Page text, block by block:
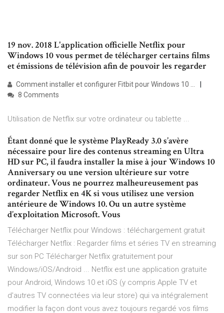
19 nov. 2018 L'application officielle Netflix pour
Windows 10 vous permet de télécharger certains films
et émissions de télévision afin de pouvoir les regarder
Comment installer et configurer Fitbit pour Windows 10 ...
8 Comments
Utilisation de Netflix sur votre ordinateur ou tablette ...
Étant donné que le système PlayReady 3.0 s’avère
nécessaire pour lire des contenus streaming en Ultra
HD sur PC, il faudra installer la mise à jour Windows 10
Anniversary ou une version ultérieure sur votre
ordinateur. Vous ne pourrez malheureusement pas
regarder Netflix en 4K si vous utilisez une version
antérieure de Windows 10. Ou un autre système
d’exploitation Microsoft. Vous
Télécharger Netflix pour Windows : téléchargement gratuit
Télécharger Netflix : Regarder films et séries TV en streaming
sur son PC Télécharger Netflix gratuitement pour
Windows/iOS/Android ... Netflix est une application gratuite
pour Android, Windows 10 et iOS (y compris Apple TV et
d'autres TV connectées via leur store) qui va intégralement
modifier la façon dont vous avez toujours regardé vos films